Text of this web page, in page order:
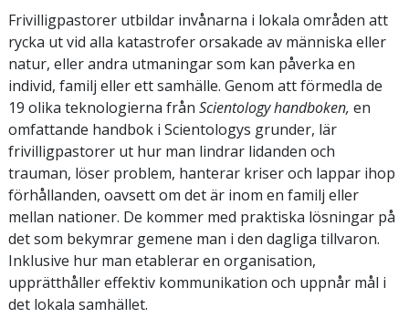
Frivilligpastorer utbildar invånarna i lokala områden att
rycka ut vid alla katastrofer orsakade av människa eller
natur, eller andra utmaningar som kan påverka en
individ, familj eller ett samhälle. Genom att förmedla de
19 olika teknologierna från Scientology handboken, en
omfattande handbok i Scientologys grunder, lär
frivilligpastorer ut hur man lindrar lidanden och
trauman, löser problem, hanterar kriser och lappar ihop
förhållanden, oavsett om det är inom en familj eller
mellan nationer. De kommer med praktiska lösningar på
det som bekymrar gemene man i den dagliga tillvaron.
Inklusive hur man etablerar en organisation,
upprätthåller effektiv kommunikation och uppnår mål i
det lokala samhället.